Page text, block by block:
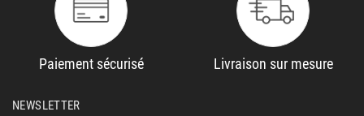
Paiement sécurisé Livraison sur mesure
NEWSLETTER